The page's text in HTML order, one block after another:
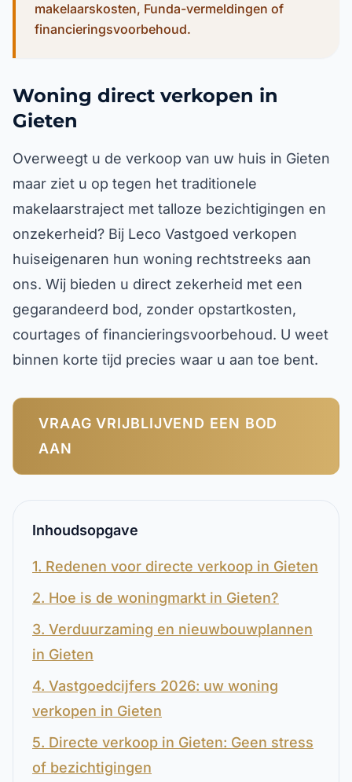
makelaarskosten, Funda-vermeldingen of
financieringsvoorbehoud.
Woning direct verkopen in
Gieten
Overweegt u de verkoop van uw huis in Gieten
maar ziet u op tegen het traditionele
makelaarstraject met talloze bezichtigingen en
onzekerheid? Bij Leco Vastgoed verkopen
huiseigenaren hun woning rechtstreeks aan
ons. Wij bieden u direct zekerheid met een
gegarandeerd bod, zonder opstartkosten,
courtages of financieringsvoorbehoud. U weet
binnen korte tijd precies waar u aan toe bent.
VRAAG VRIJBLIJVEND EEN BOD
AAN
Inhoudsopgave
1. Redenen voor directe verkoop in Gieten
2. Hoe is de woningmarkt in Gieten?
3. Verduurzaming en nieuwbouwplannen
in Gieten
4. Vastgoedcijfers 2026: uw woning
verkopen in Gieten
5. Directe verkoop in Gieten: Geen stress
of bezichtigingen